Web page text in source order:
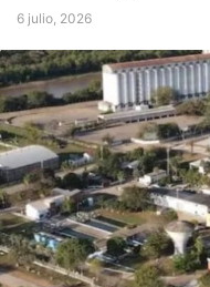
6 julio, 2026